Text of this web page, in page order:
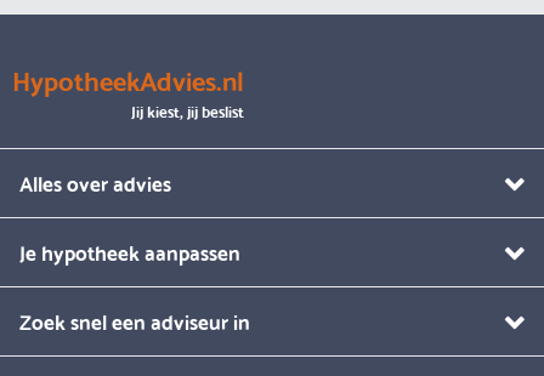
HypotheekAdvies.nl
Jij kiest, jij beslist
Alles over advies
Je hypotheek aanpassen
Zoek snel een adviseur in